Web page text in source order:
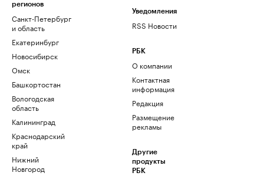
регионов
Санкт-Петербург
и область
Екатеринбург
Новосибирск
Омск
Башкортостан
Вологодская
область
Калининград
Краснодарский
край
Нижний
Новгород
Уведомления
RSS Новости
РБК
О компании
Контактная
информация
Редакция
Размещение
рекламы
Другие
продукты
РБК